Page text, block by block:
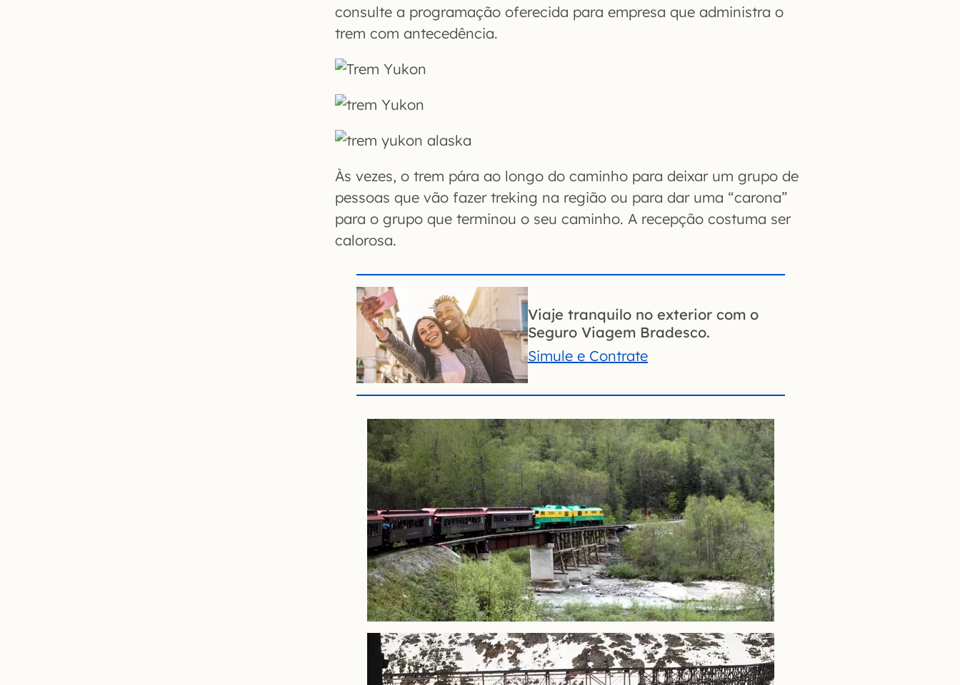
consulte a programação oferecida para empresa que administra o
trem com antecedência.
Às vezes, o trem pára ao longo do caminho para deixar um grupo de
pessoas que vão fazer treking na região ou para dar uma “carona”
para o grupo que terminou o seu caminho. A recepção costuma ser
calorosa.
Viaje tranquilo no exterior com o
Seguro Viagem Bradesco.
Simule e Contrate